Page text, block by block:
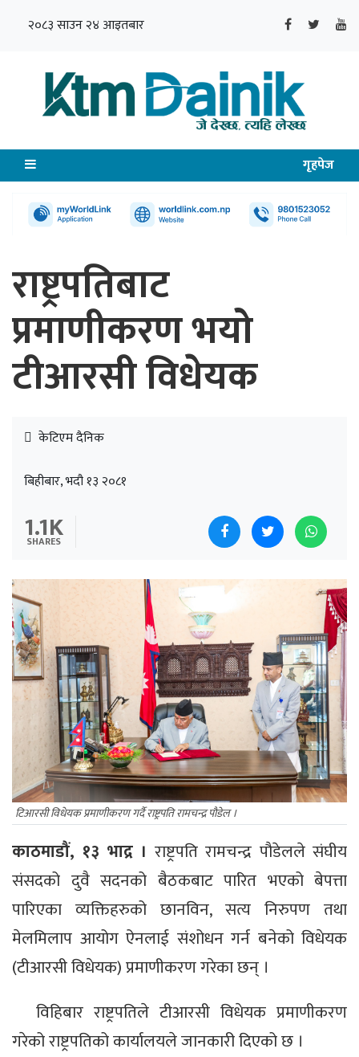
२०८३ साउन २४ आइतबार
गृहपेज
राष्ट्रपतिबाट
प्रमाणीकरण भयो
टीआरसी विधेयक
केटिएम दैनिक
बिहीबार, भदौ १३ २०८१
1.1K
SHARES
टिआरसी विधेयक प्रमाणीकरण गर्दै राष्ट्रपति रामचन्द्र पौडेल ।
काठमाडौं, १३ भाद्र । राष्ट्रपति रामचन्द्र पौडेलले संघीय
संसदको दुवै सदनको बैठकबाट पारित भएको बेपत्ता
पारिएका व्यक्तिहरुको छानविन, सत्य निरुपण तथा
मेलमिलाप आयोग ऐनलाई संशोधन गर्न बनेको विधेयक
(टीआरसी विधेयक) प्रमाणीकरण गरेका छन् ।
विहिबार राष्ट्रपतिले टीआरसी विधेयक प्रमाणीकरण
गरेको राष्ट्रपतिको कार्यालयले जानकारी दिएको छ ।